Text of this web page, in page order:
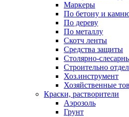
Маркеры
По бетону и
По дереву
По металлу
Скотч ленты
Средства защиты
Столярно-
Строительно
Хоз.инструмент
Хозяйственные
Краски, растворители
Аэрозоль
Грунт